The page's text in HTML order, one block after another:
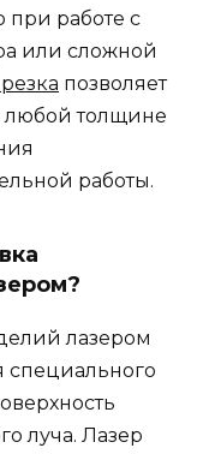
при работе с
или сложной
позволяет
любой толщине
работы.
лазером
специального
луча. Лазер